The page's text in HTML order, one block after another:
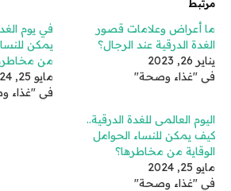
مرتبط
ما أعراض وعلامات قصور
الغدة الدرقية عند الرجال؟
يناير 26, 2023
في "غذاء وصحة"
في يوم
يمكن
من
مايو 25, 2024
في "غذاء
اليوم العالمى للغدة الدرقية..
كيف يمكن للنساء الحوامل
الوقاية من مخاطرها؟
مايو 25, 2024
في "غذاء وصحة"